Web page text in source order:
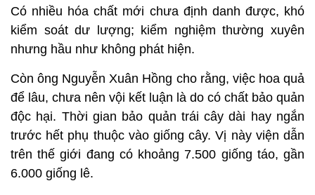
Có nhiều hóa chất mới chưa định danh được, khó
kiểm soát dư lượng; kiểm nghiệm thường xuyên
nhưng hầu như không phát hiện.
Còn ông Nguyễn Xuân Hồng cho rằng, việc hoa quả
để lâu, chưa nên vội kết luận là do có chất bảo quản
độc hại. Thời gian bảo quản trái cây dài hay ngắn
trước hết phụ thuộc vào giống cây. Vị này viện dẫn
trên thế giới đang có khoảng 7.500 giống táo, gần
6.000 giống lê.